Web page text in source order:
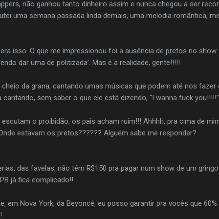
não ganhou tanto dinheiro assim e nunca chegou a ser
uma semana passada linda demais, uma melodia romântica,
isso. O que me impressionou foi a ausência de pretos no
dar uma de politizada’. Mas é a realidade, gente!!!!!
da grana, cantando umas músicas que podem até nos
sem saber o que ele está dizendo, “I wanna fuck you!!!!!”
o proibidão, os pais acham ruim!!! Ahhhh, pra cima de
estavam os pretos?????? Alguém sabe me responder?
das favelas, não têm R$150 pra pagar num show de um
já fica complicado!!
em Nova York, da Beyoncé, eu posso garantir pra vocês que